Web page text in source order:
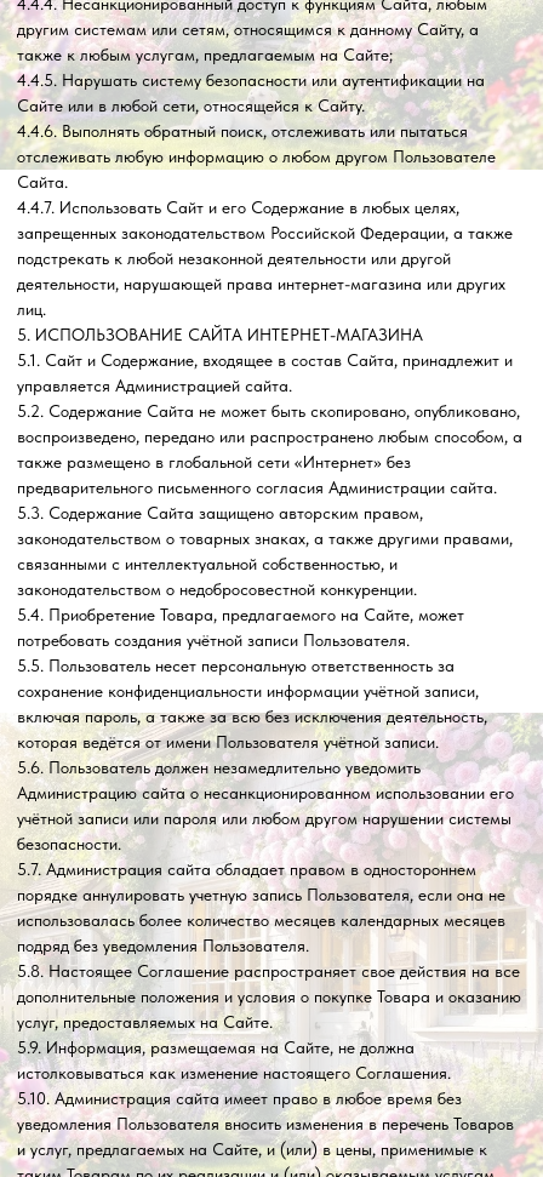
задержки, связанные с их работой.
6.2.3. Надлежащее функционирование Сайта в случае, если
Пользователь не имеет необходимых технических средств для его
использования, а также не несет никаких обязательств по
обеспечению пользователей такими средствами.
7. НАРУШЕНИЕ УСЛОВИЙ ПОЛЬЗОВАТЕЛЬСКОГО
СОГЛАШЕНИЯ
7.1. Администрация сайта вправе раскрыть любую собранную о
Пользователе данного Сайта информацию, если раскрытие
необходимо в связи с расследованием или жалобой в отношении
неправомерного использования Сайта либо для установления
(идентификации) Пользователя, который может нарушать или
вмешиваться в права Администрации сайта или в права других
Пользователей Сайта.
7.2. Администрация сайта имеет право раскрыть любую
информацию о Пользователе, которую посчитает необходимой для
судебных решений, обеспечения выполнения условий настоящего
Соглашения, защиты прав или безопасности название
организации, Пользователей.
7.3. Администрация сайта имеет право раскрыть информацию о
Пользователе, если действующее законодательство Российской
Федерации требует или разрешает такое раскрытие.
уведомления Пользователя прекратить и (или) заблокировать
доступ к Сайту, если Пользователь нарушил настоящее
пользования Сайтом, а также в случае прекращения действия
Сайта либо по причине технической неполадки или проблемы.
7.5. Администрация сайта не несет ответственности перед
Сайту в случае нарушения Пользователем любого положения
настоящего Соглашения или иного документа, содержащего
условия пользования Сайтом.
8. РАЗРЕШЕНИЕ СПОРОВ
8.1. В случае возникновения любых разногласий или споров между
Сторонами настоящего Соглашения обязательным условием до
предложения о добровольном урегулировании спора).
8.2. Получатель претензии в течение 30 календарных дней со дня
ее получения, письменно уведомляет заявителя претензии о
результатах рассмотрения претензии.
8.3. При невозможности разрешить спор в добровольном порядке
любая из Сторон вправе обратиться в суд за защитой своих прав,
которые предоставлены им действующим законодательством
Российской Федерации.
8.4. Любой иск в отношении условий использования Сайта должен
быть предъявлен в течение срок после возникновения оснований
для иска, за исключением защиты авторских прав на охраняемые в
соответствии с законодательством материалы Сайта. При
нарушении условий данного пункта любой иск или основания для
иска погашаются исковой давностью. 9. ДОПОЛНИТЕЛЬНЫЕ
УСЛОВИЯ
9.1. Администрация сайта не принимает встречные предложения от
Пользователя относительно изменений настоящего
Пользовательского соглашения.
9.2. Отзывы Пользователя, размещенные на Сайте, не являются
конфиденциальной информацией и могут быть использованы
Администрацией сайта без ограничений. Обновлено «31» марта
2026 г.